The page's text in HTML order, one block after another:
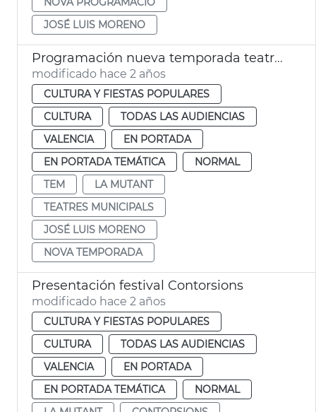
JOSÉ LUIS MORENO
Programación nueva temporada teatros municipales
modificado hace 2 años
CULTURA Y FIESTAS POPULARES
CULTURA
TODAS LAS AUDIENCIAS
VALENCIA
EN PORTADA
EN PORTADA TEMÁTICA
NORMAL
TEM
LA MUTANT
TEATRES MUNICIPALS
JOSÉ LUIS MORENO
NOVA TEMPORADA
Presentación festival Contorsions
modificado hace 2 años
CULTURA Y FIESTAS POPULARES
CULTURA
TODAS LAS AUDIENCIAS
VALENCIA
EN PORTADA
EN PORTADA TEMÁTICA
NORMAL